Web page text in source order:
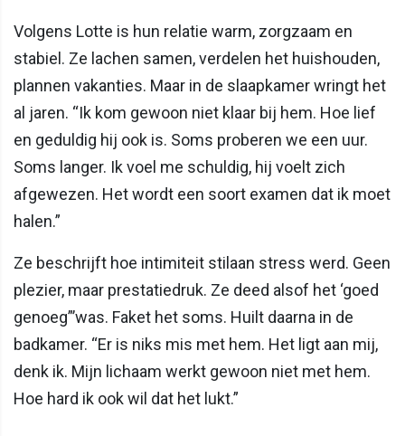
Volgens Lotte is hun relatie warm, zorgzaam en
stabiel. Ze lachen samen, verdelen het huishouden,
plannen vakanties. Maar in de slaapkamer wringt het
al jaren. “Ik kom gewoon niet klaar bij hem. Hoe lief
en geduldig hij ook is. Soms proberen we een uur.
Soms langer. Ik voel me schuldig, hij voelt zich
afgewezen. Het wordt een soort examen dat ik moet
halen.”
Ze beschrijft hoe intimiteit stilaan stress werd. Geen
plezier, maar prestatiedruk. Ze deed alsof het ‘goed
genoeg”’was. Faket het soms. Huilt daarna in de
badkamer. “Er is niks mis met hem. Het ligt aan mij,
denk ik. Mijn lichaam werkt gewoon niet met hem.
Hoe hard ik ook wil dat het lukt.”